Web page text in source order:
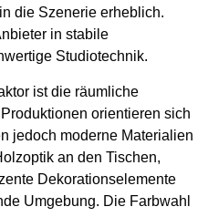
die Szenerie erheblich.
in stabile
Studiotechnik.
ist die räumliche
orientieren sich
jedoch moderne Materialien
an den Tischen,
Dekorationselemente
Umgebung. Die Farbwahl